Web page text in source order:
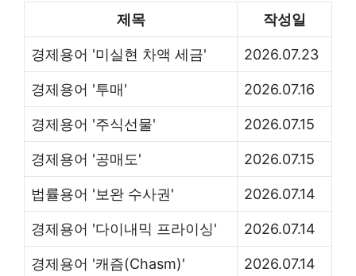
제목
작성일
경제용어 '미실현 차액 세금' 2026.07.23
경제용어 '투매' 2026.07.16
경제용어 '주식선물' 2026.07.15
경제용어 '공매도' 2026.07.15
법률용어 '보완 수사권' 2026.07.14
경제용어 '다이내믹 프라이싱' 2026.07.14
경제용어 '캐즘(Chasm)' 2026.07.14